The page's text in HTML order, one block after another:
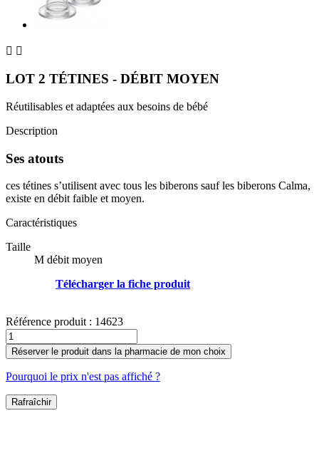
 
LOT 2 TÉTINES - DÉBIT MOYEN
Réutilisables et adaptées aux besoins de bébé
Description
Ses atouts
ces tétines s’utilisent avec tous les biberons sauf les biberons Calma,
existe en débit faible et moyen.
Caractéristiques
Taille
M débit moyen
Télécharger la fiche produit
Référence produit : 14623
Réserver le produit dans la pharmacie de mon choix
Pourquoi le prix n'est pas affiché ?